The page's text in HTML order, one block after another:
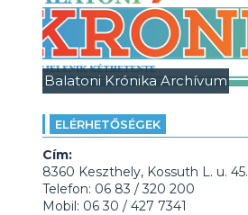
Balatoni Krónika Archívum
ELÉRHETŐSÉGEK
Cím:
8360 Keszthely, Kossuth L. u. 45.
Telefon: 06 83 / 320 200
Mobil: 06 30 / 427 7341